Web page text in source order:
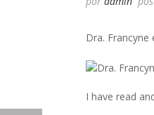
Dra. Francyne
I have read